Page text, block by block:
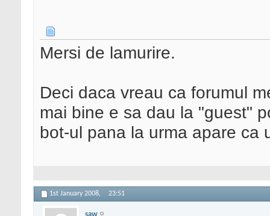
Mersi de lamurire.
Deci daca vreau ca forumul
mai bine e sa dau la "guest"
bot-ul pana la urma apare ca
1st January 2008, 23:51
saw